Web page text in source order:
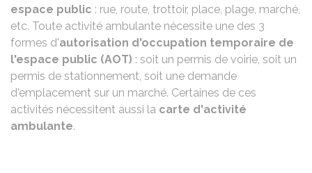
espace public : rue, route, trottoir, place, plage, marché,
etc. Toute activité ambulante nécessite une des 3
formes d'autorisation d'occupation temporaire de
l'espace public (AOT) : soit un permis de voirie, soit un
permis de stationnement, soit une demande
d'emplacement sur un marché. Certaines de ces
activités nécessitent aussi la carte d'activité
ambulante.